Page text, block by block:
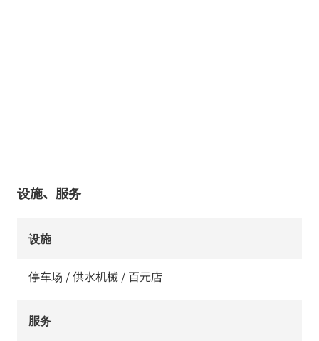
设施、服务
设施
停车场 / 供水机械 / 百元店
服务